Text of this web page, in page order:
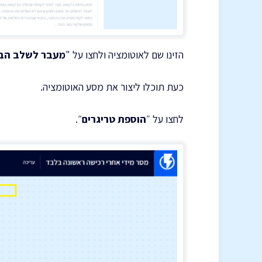
הזינו שם לאוטומציה ולחצו על "מעבר לשלב
כעת תוכלו ליצור את מסע האוטומציה.
לחצו על ״הוספת טריגרים״.